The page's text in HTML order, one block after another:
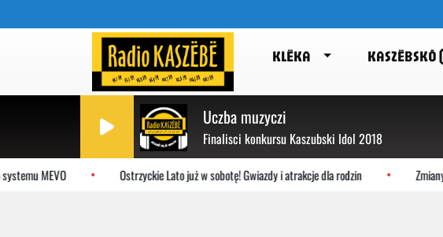
KLËKA KASZËBSKÔ
Uczba muzyczi
Finalisci konkursu Kaszubski Idol 2018
MEVO Ostrzyckie Lato już w sobotę! Gwiazdy i atrakcje dla rodzin Zmiany na